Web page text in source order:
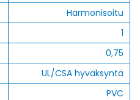
Harmonisoitu
1
0,75
UL/CSA hyväksyntä
PVC